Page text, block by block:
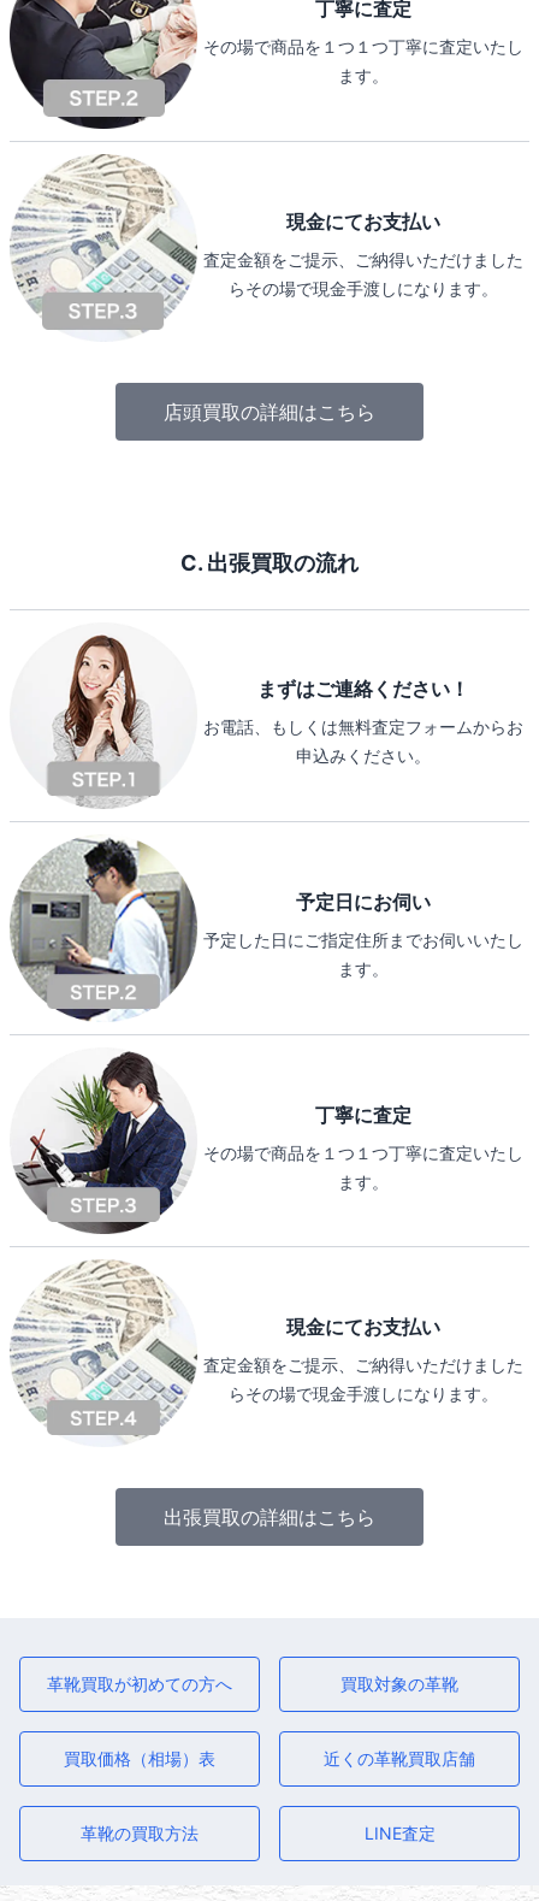
丁寧に査定
その場で商品を１つ１つ丁寧に査定いたし
ます。
現金にてお支払い
査定金額をご提示、ご納得いただけました
らその場で現金手渡しになります。
店頭買取の詳細はこちら
C. 出張買取の流れ
まずはご連絡ください！
お電話、もしくは無料査定フォームからお
申込みください。
予定日にお伺い
予定した日にご指定住所までお伺いいたし
ます。
丁寧に査定
その場で商品を１つ１つ丁寧に査定いたし
ます。
現金にてお支払い
査定金額をご提示、ご納得いただけました
らその場で現金手渡しになります。
出張買取の詳細はこちら
革靴買取が初めての方へ 買取対象の革靴
買取価格（相場）表 近くの革靴買取店舗
革靴の買取方法 LINE査定